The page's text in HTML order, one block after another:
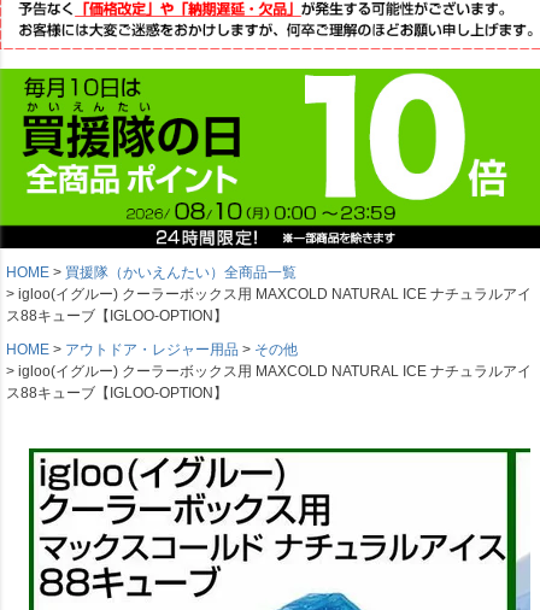
HOME
買援隊（かいえんたい）全商品一覧
igloo(イグルー) クーラーボックス用 MAXCOLD NATURAL ICE ナチュラルアイ
ス88キューブ【IGLOO-OPTION】
HOME
アウトドア・レジャー用品
その他
igloo(イグルー) クーラーボックス用 MAXCOLD NATURAL ICE ナチュラルアイ
ス88キューブ【IGLOO-OPTION】